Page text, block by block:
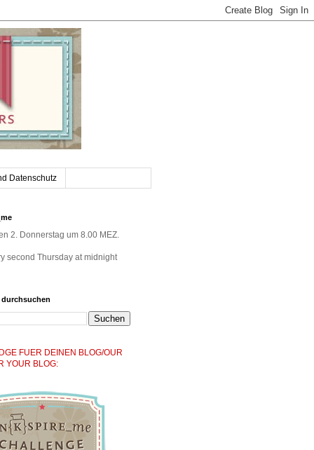
Datenschutz
2. Donnerstag um 8.00 MEZ.
second Thursday at midnight
FUER DEINEN BLOG/OUR
YOUR BLOG: